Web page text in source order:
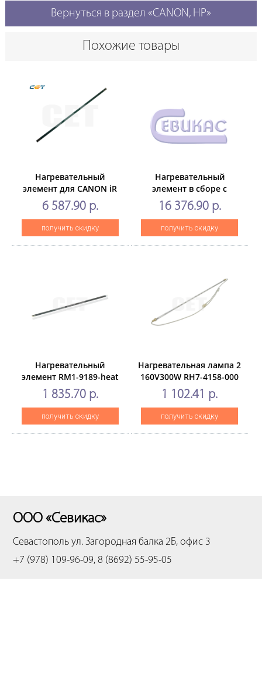
Вернуться в раздел «CANON, HP»
Похожие товары
Нагревательный
элемент для CANON iR
ADVANCEC5560/5550/5540/5535/5560i
(CET), CET5291
6 587.90 р.
получить скидку
Нагревательный
элемент в сборе с
термопленкой FM2-
N009для CANON iR
ADVANCE DX
C3922/3926/3930/3935
(CET),CET451016
16 376.90 р.
получить скидку
Нагревательный
элемент RM1-9189-heat
для HP LaserJet
ProM401/M425 (CET),
CET291014
1 835.70 р.
получить скидку
Нагревательная лампа 2
160V300W RH7-4158-000
для HPLaserJet
9000/9040/9050 (CET),
CET0720
1 102.41 р.
получить скидку
ООО «Севикас»
Севастополь ул. Загородная балка 2Б, офис 3
+7 (978) 109-96-09, 8 (8692) 55-95-05